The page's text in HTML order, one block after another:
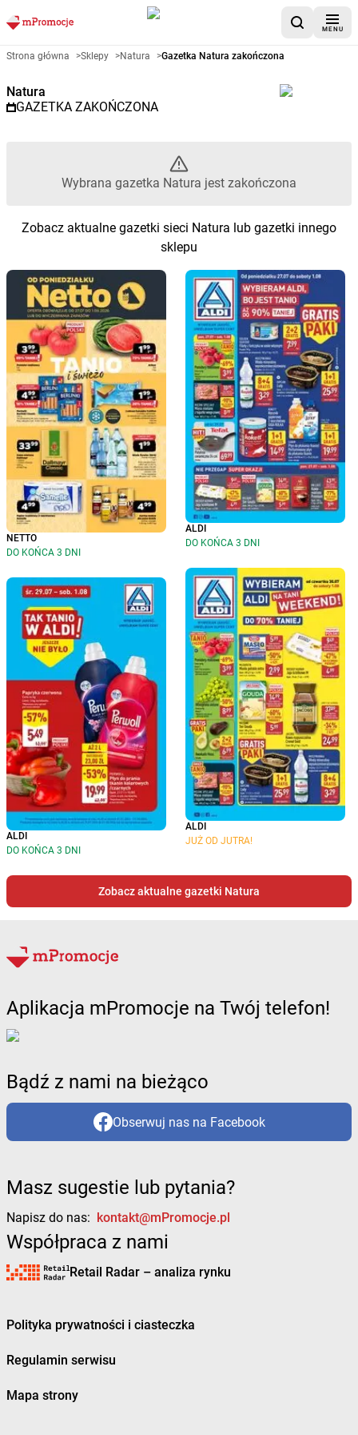
MENU
Gazetka promocyjna Natura –
Strona główna >Sklepy >Natura >Gazetka Natura zakończona
Natura
GAZETKA ZAKOŃCZONA
Wybrana gazetka Natura jest zakończona
Zobacz aktualne gazetki sieci Natura lub gazetki innego
sklepu
NETTO
DO KOŃCA 3 DNI
ALDI
DO KOŃCA 3 DNI
ALDI
DO KOŃCA 3 DNI
ALDI
JUŻ OD JUTRA!
Zobacz aktualne gazetki Natura
Aplikacja mPromocje na Twój telefon!
Bądź z nami na bieżąco
Obserwuj nas na Facebook
Masz sugestie lub pytania?
Napisz do nas: kontakt@mPromocje.pl
Współpraca z nami
Retail Radar – analiza rynku
Polityka prywatności i ciasteczka
Regulamin serwisu
Mapa strony